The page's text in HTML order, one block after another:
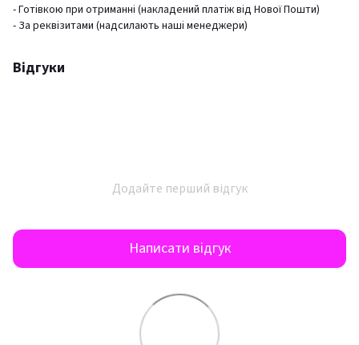
- Готівкою при отриманні (накладений платіж від Нової Пошти)
- За реквізитами (надсилають наші менеджери)
Відгуки
Додайте перший відгук
Написати відгук